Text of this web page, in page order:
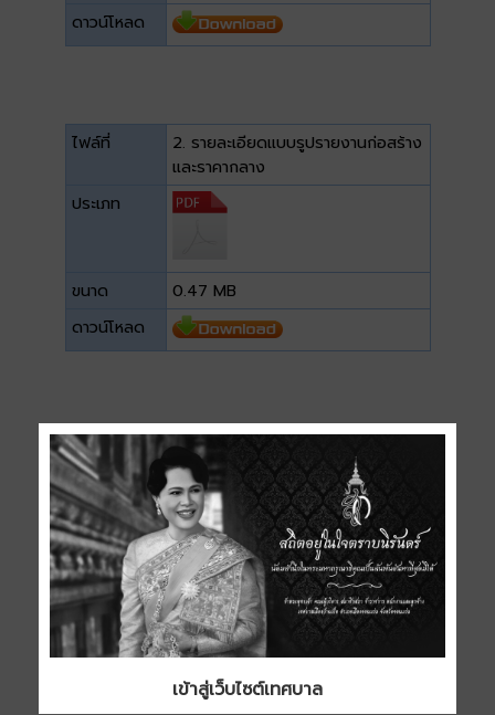
ดาวน์โหลด
ไฟล์ที่
2. รายละเอียดแบบรูปรายงานก่อสร้าง
และราคากลาง
ประเภท
ขนาด
0.47 MB
ดาวน์โหลด
ไฟล์ที่
3. แบบมาตรฐานการก่อสร้าง
ประเภท
ขนาด
0.57 MB
ดาวน์โหลด
เข้าสู่เว็บไซต์เทศบาล